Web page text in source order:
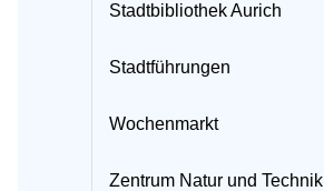
Stadtbibliothek Aurich
Stadtführungen
Wochenmarkt
Zentrum Natur und Technik